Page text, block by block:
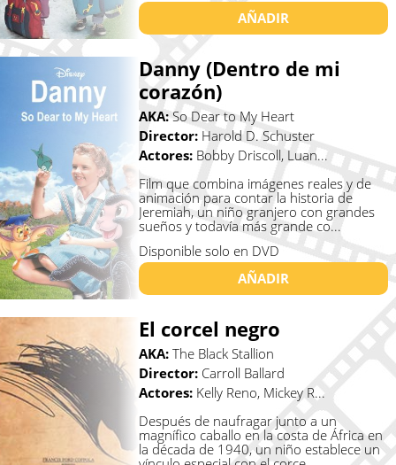
AÑADIR
Danny (Dentro de mi
corazón)
AKA: So Dear to My Heart
Director: Harold D. Schuster
Actores: Bobby Driscoll, Luan...
Film que combina imágenes reales y de
animación para contar la historia de
Jeremiah, un niño granjero con grandes
sueños y todavía más grande co...
Disponible solo en DVD
AÑADIR
El corcel negro
AKA: The Black Stallion
Director: Carroll Ballard
Actores: Kelly Reno, Mickey R...
Después de naufragar junto a un
magnífico caballo en la costa de África en
la década de 1940, un niño establece un